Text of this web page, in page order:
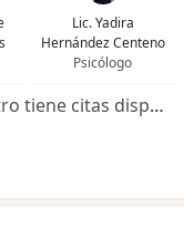
Lic. Yadira
Hernández Centeno
Psicólogo
Ningún profesional de este centro tiene citas disponibles